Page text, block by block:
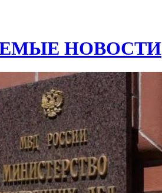
НОВОСТИ